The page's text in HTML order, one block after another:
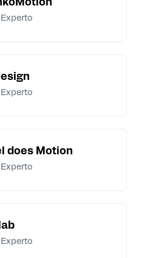
does Motion